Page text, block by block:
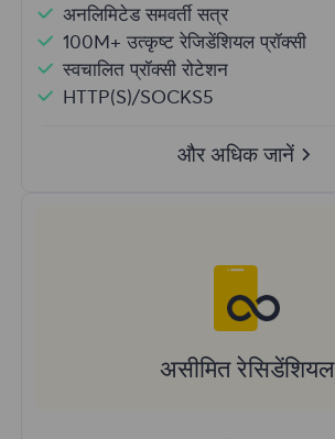
अनलिमिटेड समवर्ती सत्र
100M+ उत्कृष्ट रेजिडेंशियल प्रॉक्सी
स्वचालित प्रॉक्सी रोटेशन
HTTP(S)/SOCKS5
और अधिक जानें
असीमित रेसिडेंशियल